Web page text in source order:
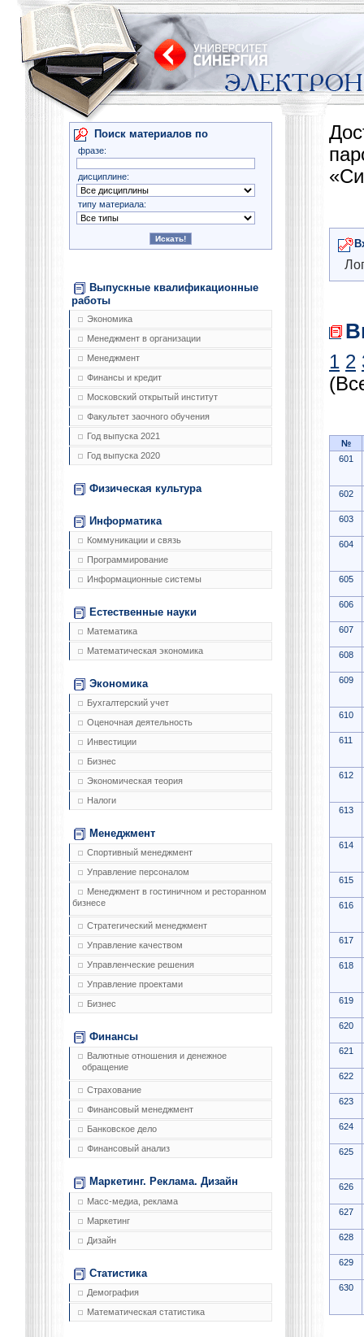
Поиск материалов по
фразе:
дисциплине:
типу материала:
Выпускные квалификационные
работы
Экономика
Менеджмент в организации
Менеджмент
Финансы и кредит
Московский открытый институт
Факультет заочного обучения
Год выпуска 2021
Год выпуска 2020
Физическая культура
Информатика
Коммуникации и связь
Программирование
Информационные системы
Естественные науки
Математика
Математическая экономика
Экономика
Бухгалтерский учет
Оценочная деятельность
Инвестиции
Бизнес
Экономическая теория
Налоги
Менеджмент
Спортивный менеджмент
Управление персоналом
Менеджмент в гостиничном и ресторанном
бизнесе
Стратегический менеджмент
Управление качеством
Управленческие решения
Управление проектами
Бизнес
Финансы
Валютные отношения и денежное
обращение
Страхование
Финансовый менеджмент
Банковское дело
Финансовый анализ
Маркетинг. Реклама. Дизайн
Масс-медиа, реклама
Маркетинг
Дизайн
Статистика
Демография
Математическая статистика
1 2
№
601
602
603
604
605
606
607
608
609
610
611
612
613
614
615
616
617
618
619
620
621
622
623
624
625
626
627
628
629
630